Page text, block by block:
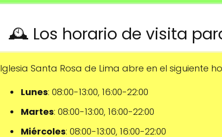
🕰️ Los horario de visita
Iglesia Santa Rosa de Lima abre en el siguiente
Lunes: 08:00-13:00, 16:00-22:00
Martes: 08:00-13:00, 16:00-22:00
Miércoles: 08:00-13:00, 16:00-22:00